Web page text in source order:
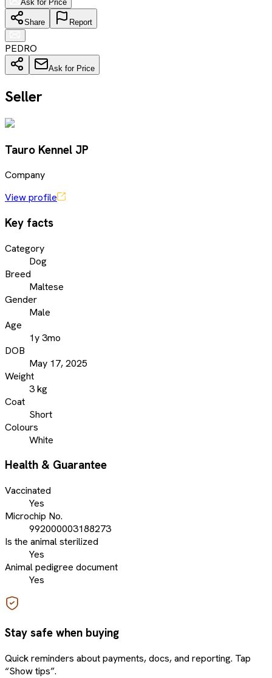
Ask for Price
Share Report
PEDRO
Ask for Price
Seller
Tauro Kennel JP
Company
View profile
Key facts
Category
Dog
Breed
Maltese
Gender
Male
Age
1y 3mo
DOB
May 17, 2025
Weight
3 kg
Coat
Short
Colours
White
Health & Guarantee
Vaccinated
Yes
Microchip No.
992000003188273
Is the animal sterilized
Yes
Animal pedigree document
Yes
Stay safe when buying
Quick reminders about payments, docs, and reporting. Tap
“Show tips”.